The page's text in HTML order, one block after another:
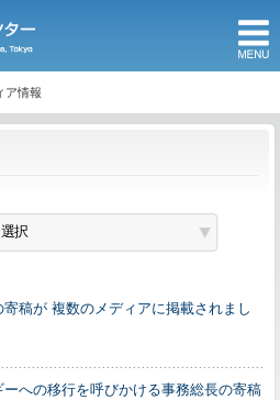
ア情報
稿が 複数のメディアに掲載されまし
への移行を呼びかける事務総長の寄稿